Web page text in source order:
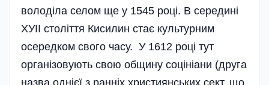
володіла селом ще у 1545 ро­ці. В середині
ХУІІ століття Кисилин стає культурним
осередком свого часу. У 1612 році тут
організовують свою общину соці­ніани (друга